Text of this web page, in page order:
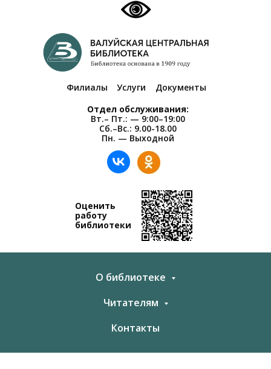
Услуги
Филиалы Документы
Оценить
работу
библиотеки
Отдел обслуживания:
Вт.– Пт.: — 9:00–19:00
Сб.–Вс.: 9.00-18.00
Пн. — Выходной
О библиотеке
Читателям
Контакты